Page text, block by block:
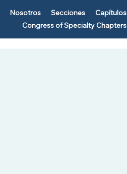
Nosotros Secciones
Capítulos
Congress of Specialty Chapters